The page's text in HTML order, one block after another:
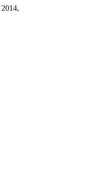
2014,